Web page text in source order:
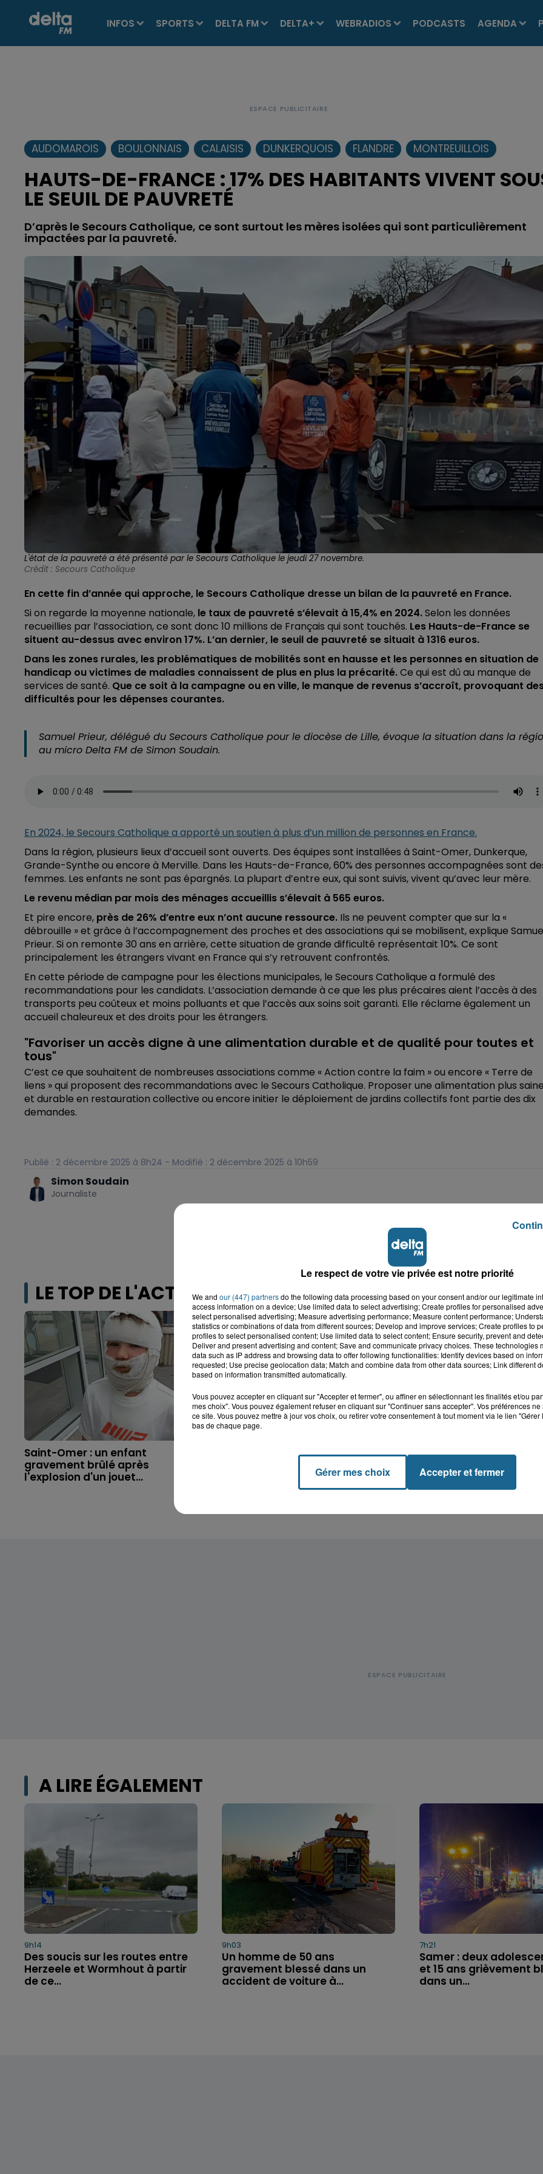
INFOS SPORTS DELTA FM DELTA+ WEBRADIOS PODCASTS AGENDA
AUDOMAROIS BOULONNAIS CALAISIS DUNKERQUOIS FLANDRE MONTREUILLOIS
HAUTS-DE-FRANCE : 17% DES HABITANTS VIVENT
LE SEUIL DE PAUVRETÉ
D’après le Secours Catholique, ce sont surtout les mères isolées qui sont particulièrement
impactées par la pauvreté.
L'état de la pauvreté a été présenté par le Secours Catholique le jeudi 27 novembre.
Crédit : Secours Catholique
En cette fin d’année qui approche, le Secours Catholique dresse un bilan de la pauvreté en France.
Si on regarde la moyenne nationale, le taux de pauvreté s’élevait à 15,4% en 2024.Selon les données
recueillies par l’association, ce sont donc 10 millions de Français qui sont touchés. Les Hauts-de-France se
situent au-dessus avec environ 17%. L’an dernier, le seuil de pauvreté se situait à 1316 euros.
Dans les zones rurales, les problématiques de mobilités sont en hausse et les personnes en situation de
handicap ou victimes de maladies connaissent de plus en plus la précarité.Ce qui est dû au manque de
services de santé. Que ce soit à la campagne ou en ville, le manque de revenus s’accroît, provoquant
difficultés pour les dépenses courantes.
Samuel Prieur, délégué du Secours Catholique pour le diocèse de Lille, évoque la situation dans la
au micro Delta FM de Simon Soudain.
En 2024, le Secours Catholique a apporté un soutien à plus d’un million de personnes en France.
Dans la région, plusieurs lieux d’accueil sont ouverts. Des équipes sont installées à Saint-Omer, Dunkerque,
Grande-Synthe ou encore à Merville. Dans les Hauts-de-France, 60% des personnes accompagnées sont
femmes. Les enfants ne sont pas épargnés. La plupart d’entre eux, qui sont suivis, vivent qu’avec leur mère.
Le revenu médian par mois des ménages accueillis s’élevait à 565 euros.
Et pire encore, près de 26% d’entre eux n’ont aucune ressource. Ils ne peuvent compter que sur la «
débrouille » et grâce à l’accompagnement des proches et des associations qui se mobilisent, explique
Prieur. Si on remonte 30 ans en arrière, cette situation de grande difficulté représentait 10%. Ce sont
principalement les étrangers vivant en France qui s’y retrouvent confrontés.
En cette période de campagne pour les élections municipales, le Secours Catholique a formulé des
recommandations pour les candidats. L’association demande à ce que les plus précaires aient l’accès à des
transports peu coûteux et moins polluants et que l’accès aux soins soit garanti. Elle réclame également un
accueil chaleureux et des droits pour les étrangers.
"Favoriser un accès digne à une alimentation durable et de qualité pour toutes et
tous"
C’est ce que souhaitent de nombreuses associations comme « Action contre la faim » ou encore « Terre de
liens » qui proposent des recommandations avec le Secours Catholique. Proposer une alimentation plus saine
et durable en restauration collective ou encore initier le déploiement de jardins collectifs font partie des dix
demandes.
Publié : 2 décembre 2025 à 8h24 - Modifié : 2 décembre 2025 à 10h59
Simon Soudain
Journaliste
LE TOP DE L'ACTU
Saint-Omer : un enfant
gravement brûlé après
l'explosion d'un jouet...
Hazebrouck : victime d'un
accident, Lucas s'en est allé
Valérie, 46 ans, portée
depuis mardi à
A LIRE ÉGALEMENT
9h14
Des soucis sur les routes entre
Herzeele et Wormhout à partir
de ce...
9h03
Un homme de 50 ans
gravement blessé dans un
accident de voiture à...
7h21
Samer : deux
et 15 ans grièvement
dans un...
Le respect de votre vie privée est notre priorité
We and our (447) partnersdo the following data processing based on your consent and/or our legitimate
access information on a device; Use limited data to select advertising; Create profiles for personalised
select personalised advertising; Measure advertising performance; Measure content performance;
statistics or combinations of data from different sources; Develop and improve services; Create profiles to
profiles to select personalised content; Use limited data to select content; Ensure security, prevent and
Deliver and present advertising and content; Save and communicate privacy choices. These technologies
data such as IP address and browsing data to offer following functionalities: Identify devices based on
requested; Use precise geolocation data; Match and combine data from other data sources; Link different
based on information transmitted automatically.
Vous pouvez accepter en cliquant sur "Accepter et fermer", ou affiner en sélectionnant les finalités et/ou
mes choix". Vous pouvez également refuser en cliquant sur "Continuer sans accepter". Vos préférences
ce site. Vous pouvez mettre à jour vos choix, ou retirer votre consentement à tout moment via le lien
bas de chaque page.
Gérer mes choix Accepter et fermer